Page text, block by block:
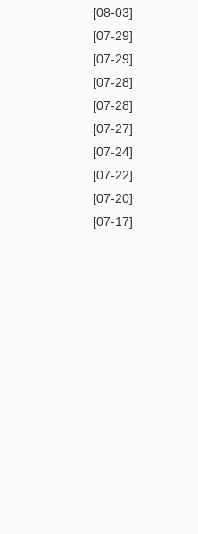
[08-03]
[07-29]
[07-29]
[07-28]
[07-28]
[07-27]
[07-24]
[07-22]
[07-20]
[07-17]